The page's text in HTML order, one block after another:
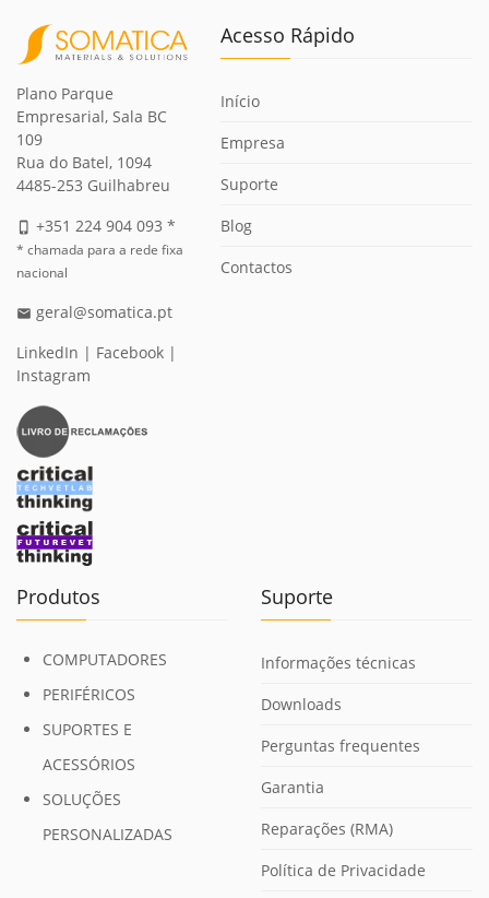
Plano Parque
Empresarial, Sala BC
109
Rua do Batel, 1094
4485-253 Guilhabreu
phone_iphone +351 224 904 093 *
* chamada para a rede fixa
nacional
email geral@somatica.pt
LinkedIn | Facebook |
Instagram
Acesso Rápido
Início
Empresa
Suporte
Blog
Contactos
Produtos
COMPUTADORES
PERIFÉRICOS
SUPORTES E
ACESSÓRIOS
SOLUÇÕES
PERSONALIZADAS
Suporte
Informações técnicas
Downloads
Perguntas frequentes
Garantia
Reparações (RMA)
Política de Privacidade